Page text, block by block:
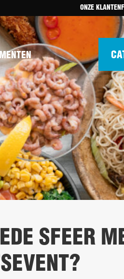
ONZE KLANTEN
SFEER